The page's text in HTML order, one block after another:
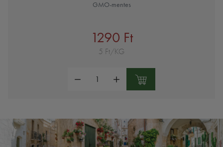
GMO-mentes
1290 Ft
5 Ft/KG